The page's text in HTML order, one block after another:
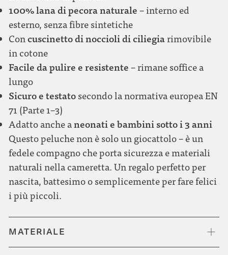
100% lana di pecora naturale – interno ed
esterno, senza fibre sintetiche
Concuscinetto di noccioli di ciliegiarimovibile
in cotone
Facile da pulire e resistente – rimane soffice a
lungo
Sicuro e testato secondo la normativa europea EN
71 (Parte 1–3)
Adatto anche aneonati e bambini sotto i 3 anni
Questo peluche non è solo un giocattolo – è un
fedele compagno che porta sicurezza e materiali
naturali nella cameretta. Un regalo perfetto per
nascita, battesimo o semplicemente per fare felici
i più piccoli.
MATERIALE